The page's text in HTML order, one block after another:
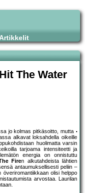
Artikkelit
The Water
jo kolmas pitkäsoitto, mutta
alkavat loksahdella oikeille
huolimatta varsin
tarjoama intensiteetti ja
energia on onnistuttu
Firen alkutahdeista lähtien
antaumuksellisesti peliin –
olisi helppo
arvostaa. Laurilan